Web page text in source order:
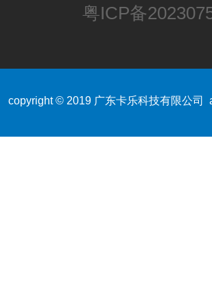
粤ICP备
copyright © 2019 广东卡乐科技有限公司